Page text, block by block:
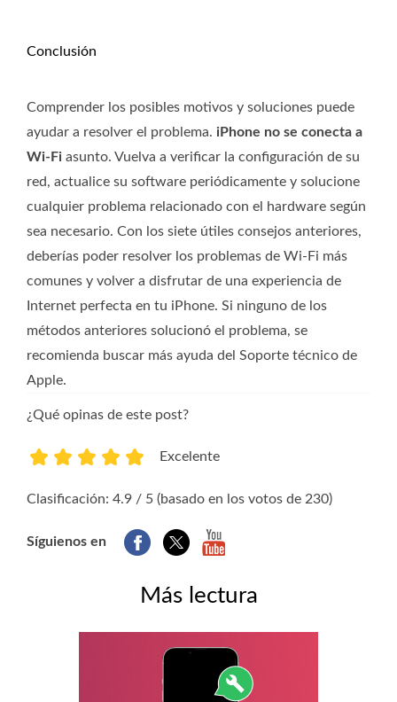
Conclusión
Comprender los posibles motivos y soluciones puede
ayudar a resolver el problema. iPhone no se conecta a
Wi-Fi asunto. Vuelva a verificar la configuración de su
red, actualice su software periódicamente y solucione
cualquier problema relacionado con el hardware según
sea necesario. Con los siete útiles consejos anteriores,
deberías poder resolver los problemas de Wi-Fi más
comunes y volver a disfrutar de una experiencia de
Internet perfecta en tu iPhone. Si ninguno de los
métodos anteriores solucionó el problema, se
recomienda buscar más ayuda del Soporte técnico de
Apple.
¿Qué opinas de este post?
Excelente
Clasificación: 4.9 / 5 (basado en los votos de 230)
Síguienos en
Más lectura